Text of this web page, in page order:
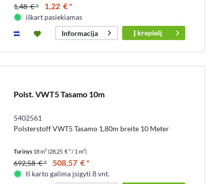
1,48 € * 1,22 € *
iškart pasiekiamas
Informacija
Į krepšelį
Polst. VWT5 Tasamo 10m
5402561
Polsterstoff VWT5 Tasamo 1,80m breite 10 Meter
Turinys 18 m²(28,25 € * / 1 m²)
692,58 € * 508,57 € *
Iš karto galima įsigyti 8 vnt.